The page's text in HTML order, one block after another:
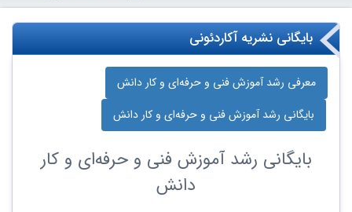
بایگانی نشریه آکاردئونی
معرفی رشد آموزش فنی و حرفه‌ای و کار دانش
بایگانی رشد آموزش فنی و حرفه‌ای و کار دانش
بایگانی رشد آموزش فنی و حرفه‌ای و کار
دانش